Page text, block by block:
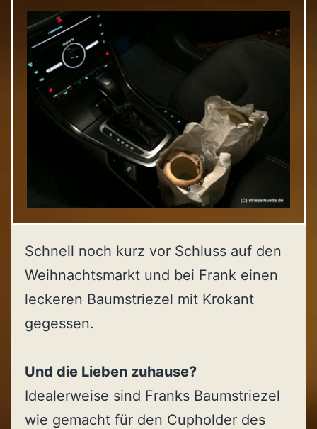
Schnell noch kurz vor Schluss auf den
Weihnachtsmarkt und bei Frank einen
leckeren Baumstriezel mit Krokant
gegessen.
Und die Lieben zuhause?
Idealerweise sind Franks Baumstriezel
wie gemacht für den Cupholder des